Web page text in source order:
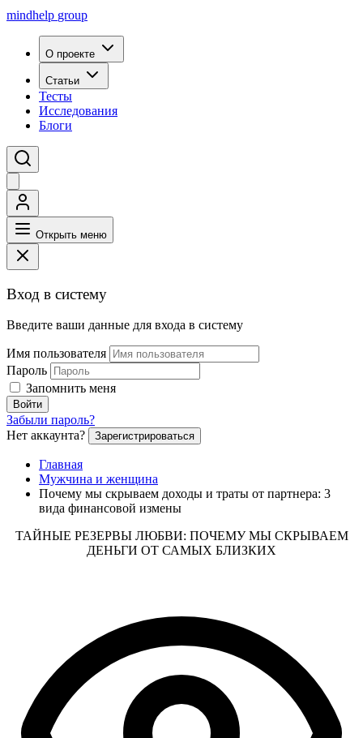
mindhelp group
О проекте
Статьи
Тесты
Исследования
Блоги
Открыть меню
Вход в систему
Введите ваши данные для входа в систему
Имя пользователя
Пароль
Запомнить меня
Войти
Забыли пароль?
Нет аккаунта?
Зарегистрироваться
Главная
Мужчина и женщина
Почему мы скрываем доходы и траты от партнера: 3
вида финансовой измены
ТАЙНЫЕ РЕЗЕРВЫ ЛЮБВИ: ПОЧЕМУ МЫ СКРЫВАЕМ
ДЕНЬГИ ОТ САМЫХ БЛИЗКИХ